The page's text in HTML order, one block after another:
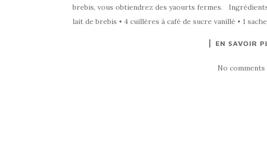
brebis, vous obtiendrez des yaourts fermes.
lait de brebis • 4 cuillères à café de sucre vanillé • 1
EN SAVOIR
No comments